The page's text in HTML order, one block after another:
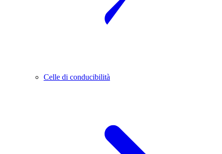
Celle di conducibilità